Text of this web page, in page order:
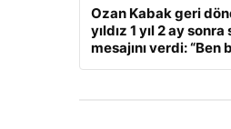
Ozan Kabak geri
yıldız 1 yıl 2 ay
mesajını verdi: “Ben